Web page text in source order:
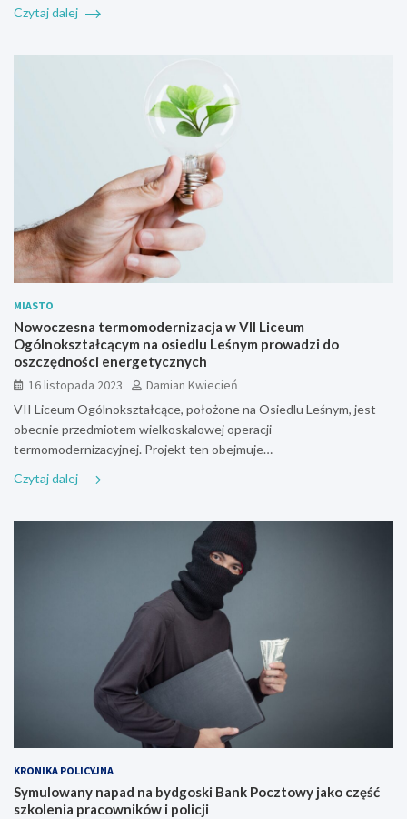
Czytaj dalej
MIASTO
Nowoczesna termomodernizacja w VII Liceum
Ogólnokształcącym na osiedlu Leśnym prowadzi do
oszczędności energetycznych
16 listopada 2023
Damian Kwiecień
VII Liceum Ogólnokształcące, położone na Osiedlu Leśnym, jest
obecnie przedmiotem wielkoskalowej operacji
termomodernizacyjnej. Projekt ten obejmuje…
Czytaj dalej
KRONIKA POLICYJNA
Symulowany napad na bydgoski Bank Pocztowy jako część
szkolenia pracowników i policji